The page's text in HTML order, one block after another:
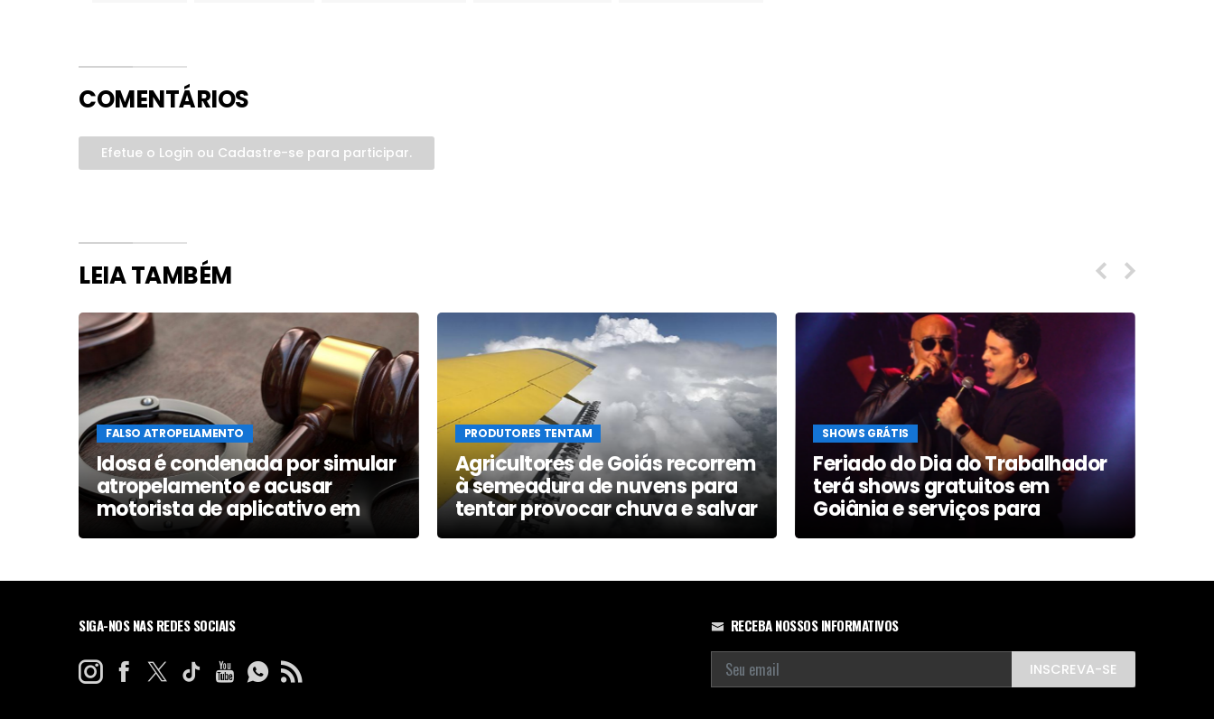
COMENTÁRIOS
Efetue o Login ou Cadastre-se para participar.
LEIA TAMBÉM
FALSO ATROPELAMENTO
Idosa é condenada por simular
atropelamento e acusar
motorista de aplicativo em
Aparecida de Goiânia
PRODUTORES TENTAM
Agricultores de Goiás recorrem
à semeadura de nuvens para
tentar provocar chuva e salvar
lavouras em Rio Verde
SHOWS GRÁTIS
Feriado do Dia do Trabalhador
terá shows gratuitos em
Goiânia e serviços para
população
SIGA-NOS NAS REDES SOCIAIS RECEBA NOSSOS INFORMATIVOS
INSCREVA-SE